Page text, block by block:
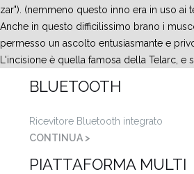
zar"). (nemmeno questo inno era in uso
Anche in questo difficilissimo brano i
permesso un ascolto entusiasmante e
L'incisione è quella famosa della Telarc, e
BLUETOOTH
Ricevitore Bluetooth integrato
CONTINUA >
PIATTAFORMA MULTI